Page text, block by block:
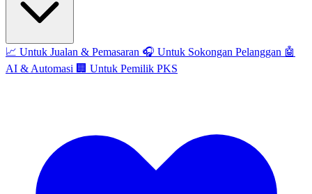
📈 Untuk Jualan & Pemasaran 🎧 Untuk Sokongan Pelanggan 🤖
AI & Automasi 🏢 Untuk Pemilik PKS